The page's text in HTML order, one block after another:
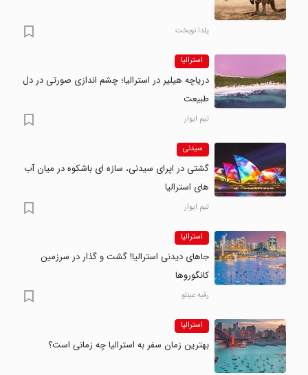
یلدا نوبخت
استرالیا
دریاچه هیلیر در استرالیا؛ چشم اندازی صورتی در دل
طبیعت
تیم ایوار
سیدنی
گشتی در اپرای سیدنی، سازه ای باشکوه در میان آب
های استرالیا
تیم ایوار
استرالیا
جاهای دیدنی استرالیا! گشت و گذار در سرزمین
کانگوروها
رقیه عینلو
استرالیا
بهترین زمان سفر به استرالیا چه زمانی است؟